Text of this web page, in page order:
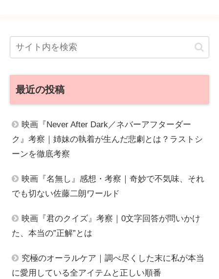
最近の投稿
映画『Never After Dark／ネバーアフターダー
ク』考察｜姉妹の執着が生んだ悲劇とは？ラストシ
ーンを徹底考察
映画『名無し』感想・考察｜奇妙で不気味、それ
でも切ない佐藤二朗ワールド
映画『君のクイズ』考察｜0文字回答が問いかけ
た、本当の”正解”とは
究極のオーラルケア｜調べ尽くした末に私が本当
に愛用している全アイテムと正しい順番